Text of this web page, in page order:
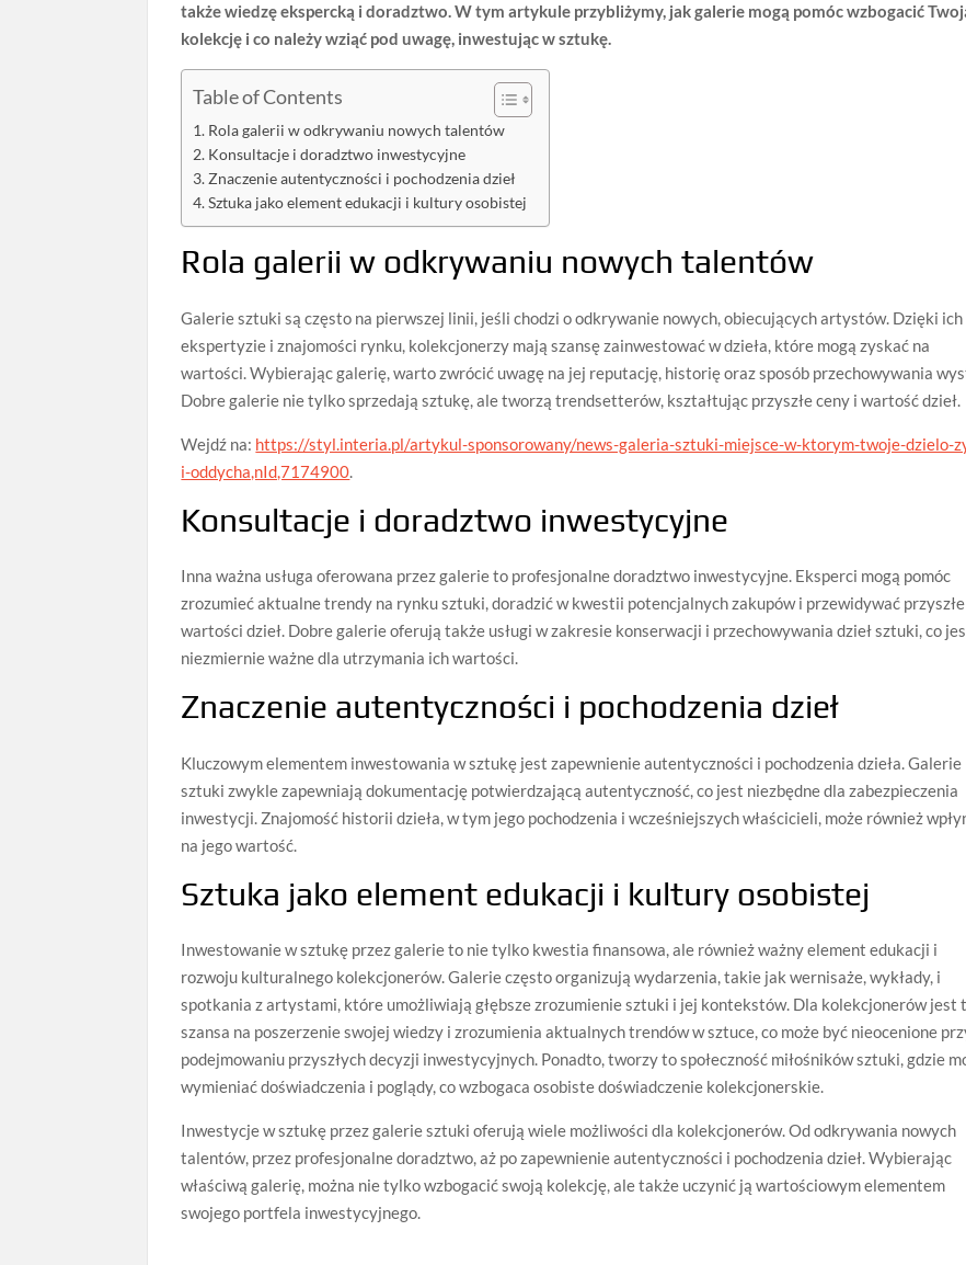
także wiedzę ekspercką i doradztwo. W tym artykule przybliżymy, jak galerie mogą pomóc wzbogacić
kolekcję i co należy wziąć pod uwagę, inwestując w sztukę.
Table of Contents
Rola galerii w odkrywaniu nowych talentów
Konsultacje i doradztwo inwestycyjne
Znaczenie autentyczności i pochodzenia dzieł
Sztuka jako element edukacji i kultury osobistej
Rola galerii w odkrywaniu nowych talentów
Galerie sztuki są często na pierwszej linii, jeśli chodzi o odkrywanie nowych, obiecujących artystów. Dzięki ich
ekspertyzie i znajomości rynku, kolekcjonerzy mają szansę zainwestować w dzieła, które mogą zyskać na
wartości. Wybierając galerię, warto zwrócić uwagę na jej reputację, historię oraz sposób przechowywania
Dobre galerie nie tylko sprzedają sztukę, ale tworzą trendsetterów, kształtując przyszłe ceny i wartość dzieł.
Wejdź na: https://styl.interia.pl/artykul-sponsorowany/news-galeria-sztuki-miejsce-w-ktorym-twoje-dzielo-
i-oddycha,nId,7174900
Konsultacje i doradztwo inwestycyjne
Inna ważna usługa oferowana przez galerie to profesjonalne doradztwo inwestycyjne. Eksperci mogą pomóc
zrozumieć aktualne trendy na rynku sztuki, doradzić w kwestii potencjalnych zakupów i przewidywać przyszłe
wartości dzieł. Dobre galerie oferują także usługi w zakresie konserwacji i przechowywania dzieł sztuki, co
niezmiernie ważne dla utrzymania ich wartości.
Znaczenie autentyczności i pochodzenia dzieł
Kluczowym elementem inwestowania w sztukę jest zapewnienie autentyczności i pochodzenia dzieła. Galerie
sztuki zwykle zapewniają dokumentację potwierdzającą autentyczność, co jest niezbędne dla zabezpieczenia
inwestycji. Znajomość historii dzieła, w tym jego pochodzenia i wcześniejszych właścicieli, może również
na jego wartość.
Sztuka jako element edukacji i kultury osobistej
Inwestowanie w sztukę przez galerie to nie tylko kwestia finansowa, ale również ważny element edukacji i
rozwoju kulturalnego kolekcjonerów. Galerie często organizują wydarzenia, takie jak wernisaże, wykłady, i
spotkania z artystami, które umożliwiają głębsze zrozumienie sztuki i jej kontekstów. Dla kolekcjonerów jest
szansa na poszerzenie swojej wiedzy i zrozumienia aktualnych trendów w sztuce, co może być nieocenione
podejmowaniu przyszłych decyzji inwestycyjnych. Ponadto, tworzy to społeczność miłośników sztuki, gdzie
wymieniać doświadczenia i poglądy, co wzbogaca osobiste doświadczenie kolekcjonerskie.
Inwestycje w sztukę przez galerie sztuki oferują wiele możliwości dla kolekcjonerów. Od odkrywania nowych
talentów, przez profesjonalne doradztwo, aż po zapewnienie autentyczności i pochodzenia dzieł. Wybierając
właściwą galerię, można nie tylko wzbogacić swoją kolekcję, ale także uczynić ją wartościowym elementem
swojego portfela inwestycyjnego.